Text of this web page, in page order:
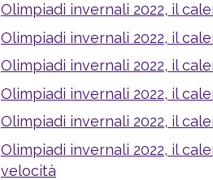
Olimpiadi invernali 2022, il
Olimpiadi invernali 2022, il
Olimpiadi invernali 2022, il
Olimpiadi invernali 2022, il
Olimpiadi invernali 2022, il
Olimpiadi invernali 2022, il
velocità